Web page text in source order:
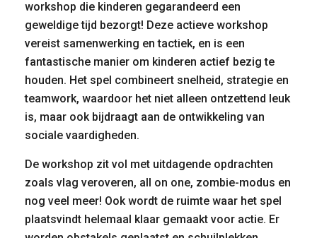
workshop die kinderen gegarandeerd een
geweldige tijd bezorgt! Deze actieve workshop
vereist samenwerking en tactiek, en is een
fantastische manier om kinderen actief bezig te
houden. Het spel combineert snelheid, strategie en
teamwork, waardoor het niet alleen ontzettend leuk
is, maar ook bijdraagt aan de ontwikkeling van
sociale vaardigheden.
De workshop zit vol met uitdagende opdrachten
zoals vlag veroveren, all on one, zombie-modus en
nog veel meer! Ook wordt de ruimte waar het spel
plaatsvindt helemaal klaar gemaakt voor actie. Er